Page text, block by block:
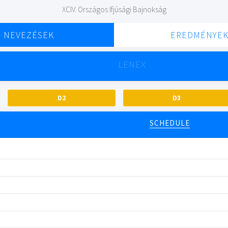
XCIV. Országos Ifjúsági Bajnokság
NEVEZÉSEK EREDMÉNYEK
LENEX
D2 D3
SCHEDULE